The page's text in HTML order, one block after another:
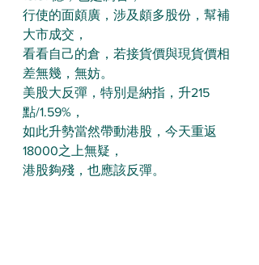
行使的面頗廣，涉及頗多股份，幫補
大市成交，
看看自己的倉，若接貨價與現貨價相
差無幾，無妨。
美股大反彈，特別是納指，升215
點/1.59%，
如此升勢當然帶動港股，今天重返
18000之上無疑，
港股夠殘，也應該反彈。